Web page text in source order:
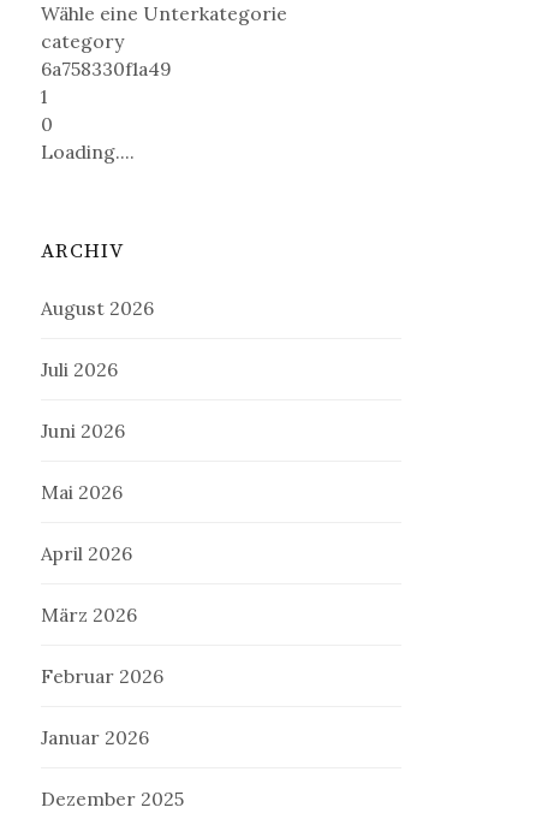
Wähle eine Unterkategorie
category
6a758330f1a49
1
0
Loading....
ARCHIV
August 2026
Juli 2026
Juni 2026
Mai 2026
April 2026
März 2026
Februar 2026
Januar 2026
Dezember 2025